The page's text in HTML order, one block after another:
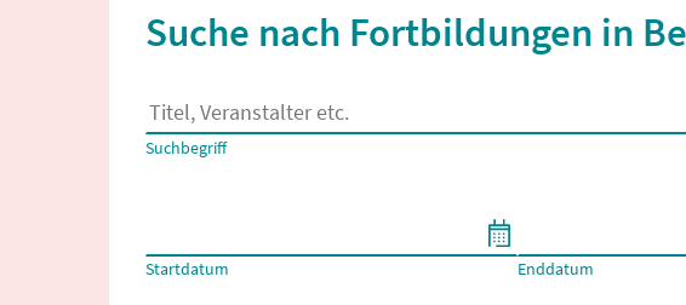
Suche nach Fortbildungen in
Es erscheinen Suchvorschläge, wenn mindestens 2 Zeichen
Suchbegriff
Startdatum Enddatum